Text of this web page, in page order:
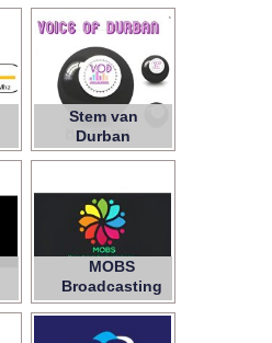
Stem van
Durban
MOBS
Broadcasting
Services